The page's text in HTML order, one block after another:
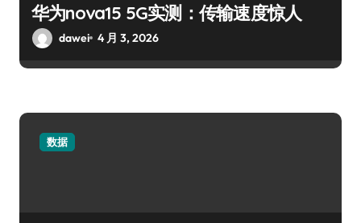
华为nova15 5G实测：传输速度惊人
dawei 4 月 3, 2026
数据